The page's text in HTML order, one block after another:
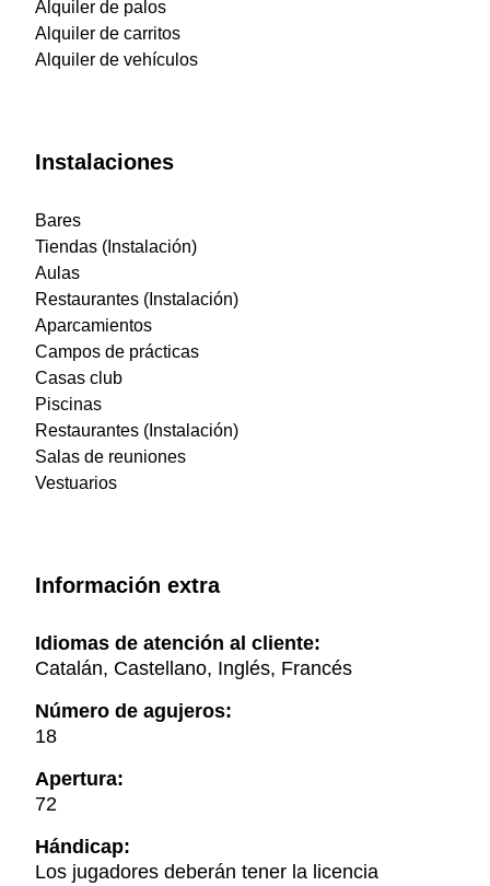
Alquiler de palos
Alquiler de carritos
Alquiler de vehículos
Instalaciones
Bares
Tiendas (Instalación)
Aulas
Restaurantes (Instalación)
Aparcamientos
Campos de prácticas
Casas club
Piscinas
Restaurantes (Instalación)
Salas de reuniones
Vestuarios
Información extra
Idiomas de atención al cliente:
Catalán, Castellano, Inglés, Francés
Número de agujeros:
18
Apertura:
72
Hándicap:
Los jugadores deberán tener la licencia